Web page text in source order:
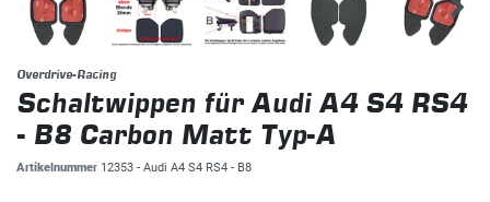
Overdrive-Racing
Schaltwippen für Audi A4 S4 RS4
- B8 Carbon Matt Typ-A
Artikelnummer 12353 - Audi A4 S4 RS4 - B8